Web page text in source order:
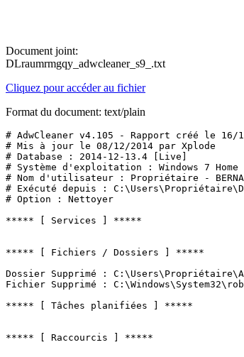
Document joint:
DLraumrmgqy_adwcleaner_s9_.txt
Cliquez pour accéder au fichier
Format du document: text/plain
# AdwCleaner v4.105 - Rapport créé le 16/
# Mis à jour le 08/12/2014 par Xplode
# Database : 2014-12-13.4 [Live]
# Système d'exploitation : Windows 7
# Nom d'utilisateur : Propriétaire -
# Exécuté depuis :
# Option : Nettoyer
***** [ Services ] *****
***** [ Fichiers / Dossiers ] *****
Dossier Supprimé :
Fichier Supprimé :
***** [ Tâches planifiées ] *****
***** [ Raccourcis ] *****